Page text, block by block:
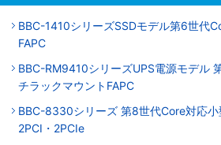
BBC-1410シリーズSSDモデル第6世代
FAPC
BBC-RM9410シリーズUPS電源モデル
チラックマウントFAPC
BBC-8330シリーズ 第8世代Core対応小
2PCI・2PCIe